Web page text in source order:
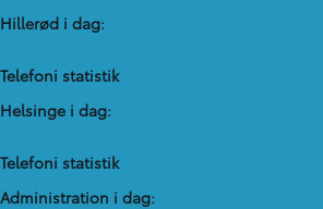
Hillerød i dag:
Telefoni statistik
Helsinge i dag:
Telefoni statistik
Administration​ i dag: